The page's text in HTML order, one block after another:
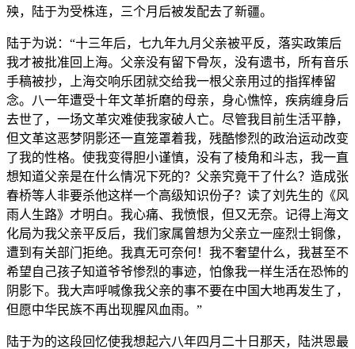
殃，陆于为受株连，三个月后被发配去了新疆。
陆于为说：“十三年后，七九年九月父亲被平反，落实政策后
我才被批准回上海。父亲没有留下骨灰，没有遗书，所有音乐
手稿被抄，上海交响乐团就交给我一根父亲用过的指挥棒留
念。八一年遭受十年文革折磨的母亲，身心憔悴，疾病缠身后
去世了，一场文革灾难使我家破人亡。尽管我目前生活平静，
但文革这恶梦阴影还一直笼罩着我，残酷惨烈的政治运动改变
了我的性格。使我变得胆小谨慎，没有了棱角和斗志，我一直
想知道父亲是在什么情况下死的？父亲究竟干了什么？造成张
春桥等人非要杀他这样一个高级知识份子？读了刘先生的《风
雨人生路》才明白。我心痛、我愤恨，但又无奈。记得上海文
化局为我父亲平反后，我们家属曾想为父亲立一座烈士铜像，
遭到有关部门拒绝。我真无可奈何！我不奢望什么，我甚至不
希望自己孩子知道爷爷惨烈的事迹，怕像我一样生活在恐怖的
阴影下。我大声呼喊像我父亲的事不要在中国大地再发生了，
但愿中华民族不再出现腥风血雨。”
陆于为的这段回忆使我想起六八年四月二十日那天，陆洪恩最